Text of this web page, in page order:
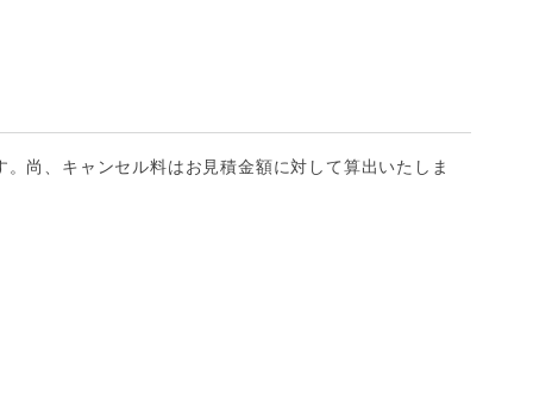
尚、キャンセル料はお見積金額に対して算出いたしま